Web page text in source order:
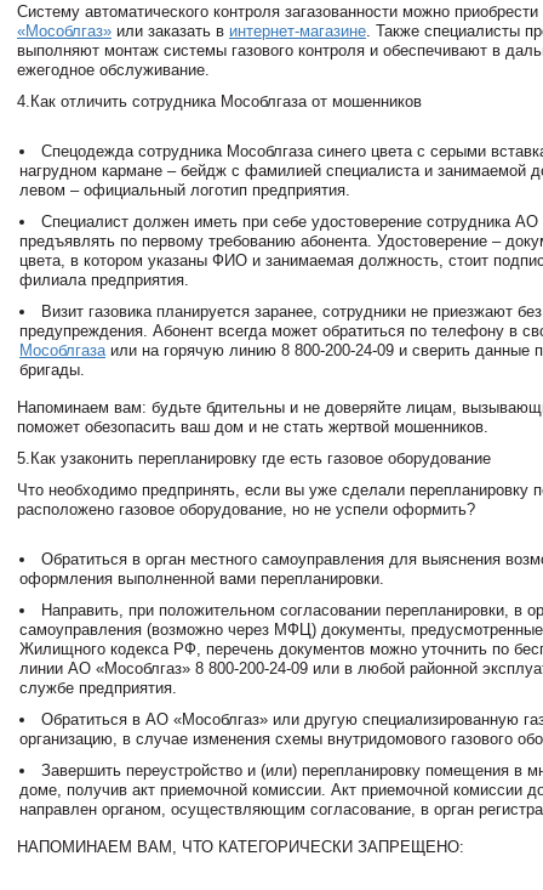
Систему автоматического контроля загазованности можно
«Мособлгаз» или заказать в интернет-магазине . Также специалисты
выполняют монтаж системы газового контроля и обеспечивают в
ежегодное обслуживание.
4.Как отличить сотрудника Мособлгаза от мошенников
Спецодежда сотрудника Мособлгаза синего цвета с серыми
нагрудном кармане – бейдж с фамилией специалиста и занимаемой
левом – официальный логотип предприятия.
Специалист должен иметь при себе удостоверение сотрудника АО
предъявлять по первому требованию абонента. Удостоверение –
цвета, в котором указаны ФИО и занимаемая должность, стоит
филиала предприятия.
Визит газовика планируется заранее, сотрудники не приезжают без
предупреждения. Абонент всегда может обратиться по телефону в
Мособлгаза или на горячую линию 8 800-200-24-09 и сверить данные
бригады.
Напоминаем вам: будьте бдительны и не доверяйте лицам,
поможет обезопасить ваш дом и не стать жертвой мошенников.
5.Как узаконить перепланировку где есть газовое оборудование
Что необходимо предпринять, если вы уже сделали перепланировку
расположено газовое оборудование, но не успели оформить?
Обратиться в орган местного самоуправления для выяснения
оформления выполненной вами перепланировки.
Направить, при положительном согласовании перепланировки, в
самоуправления (возможно через МФЦ) документы, предусмотренные
Жилищного кодекса РФ, перечень документов можно уточнить по
линии АО «Мособлгаз» 8 800-200-24-09 или в любой районной
службе предприятия.
Обратиться в АО «Мособлгаз» или другую специализированную
организацию, в случае изменения схемы внутридомового газового
Завершить переустройство и (или) перепланировку помещения в
доме, получив акт приемочной комиссии. Акт приемочной комиссии
направлен органом, осуществляющим согласование, в орган
НАПОМИНАЕМ ВАМ, ЧТО КАТЕГОРИЧЕСКИ ЗАПРЕЩЕНО: